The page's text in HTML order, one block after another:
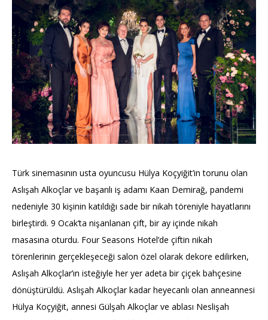
Türk sinemasının usta oyuncusu Hülya Koçyiğit’in torunu olan
Aslışah Alkoçlar ve başarılı iş adamı Kaan Demirağ, pandemi
nedeniyle 30 kişinin katıldığı sade bir nikah töreniyle hayatlarını
birleştirdi. 9 Ocak’ta nişanlanan çift, bir ay içinde nikah
masasına oturdu. Four Seasons Hotel’de çiftin nikah
törenlerinin gerçekleşeceği salon özel olarak dekore edilirken,
Aslışah Alkoçlar’ın isteğiyle her yer adeta bir çiçek bahçesine
dönüştürüldü. Aslışah Alkoçlar kadar heyecanlı olan anneannesi
Hülya Koçyiğit, annesi Gülşah Alkoçlar ve ablası Neslişah